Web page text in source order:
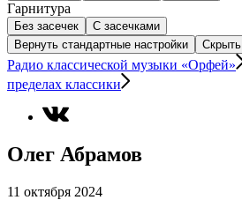
Гарнитура
Без засечек
С засечками
Вернуть стандартные настройки
Скрыть
Радио классической музыки «Орфей»
пределах классики
Олег Абрамов
11 октября 2024